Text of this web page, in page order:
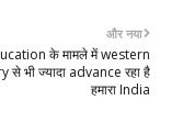
और नया
के मामले में western
से भी ज्यादा advance रहा है
हमारा India